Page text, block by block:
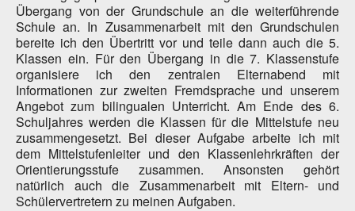
Übergang von der Grundschule an die weiterführende
Schule an. In Zusammenarbeit mit den Grundschulen
bereite ich den Übertritt vor und teile dann auch die 5.
Klassen ein. Für den Übergang in die 7. Klassenstufe
organisiere ich den zentralen Elternabend mit
Informationen zur zweiten Fremdsprache und unserem
Angebot zum bilingualen Unterricht. Am Ende des 6.
Schuljahres werden die Klassen für die Mittelstufe neu
zusammengesetzt. Bei dieser Aufgabe arbeite ich mit
dem Mittelstufenleiter und den Klassenlehrkräften der
Orientierungsstufe zusammen. Ansonsten gehört
natürlich auch die Zusammenarbeit mit Eltern- und
Schülervertretern zu meinen Aufgaben.